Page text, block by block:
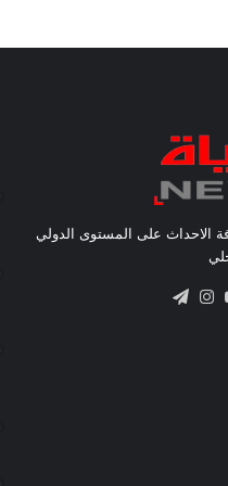
الاحداث على المستوى الدولي
يوتيوبانستقرام